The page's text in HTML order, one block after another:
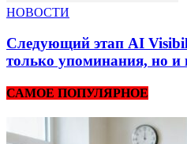
НОВОСТИ
Следующий этап AI
только упоминания, но и
САМОЕ ПОПУЛЯРНОЕ